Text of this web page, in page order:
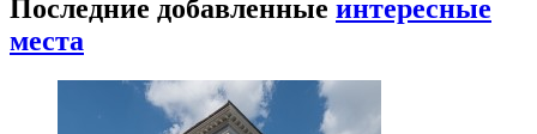
Последние добавленные интересные
места